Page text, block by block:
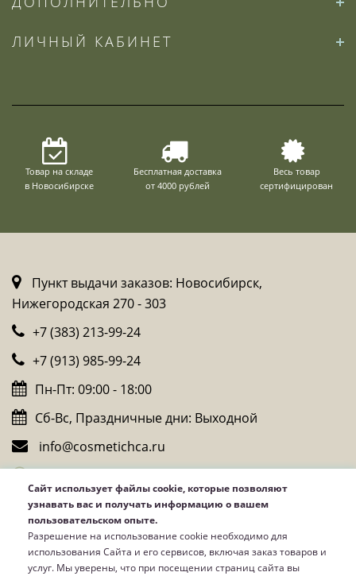
Сайт использует файлы cookie, которые позволяют
узнавать вас и получать информацию о вашем
пользовательском опыте.
Разрешение на использование cookie необходимо для
использования Сайта и его сервисов, включая заказ товаров и
услуг. Мы уверены, что при посещении страниц сайта вы
ЛИЧНЫЙ КАБИНЕТ
Товар на складе
в Новосибирске
Бесплатная доставка
от 4000 рублей
Весь товар
сертифицирован
Пункт выдачи заказов: Новосибирск,
Нижегородская 270 - 303
+7 (383) 213-99-24
+7 (913) 985-99-24
Пн-Пт: 09:00 - 18:00
Сб-Вс, Праздничные дни: Выходной
info@cosmetichca.ru
Telegram
Viber